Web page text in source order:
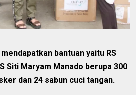
bantuan yaitu RS
Siti Maryam Manado berupa 300
dan 24 sabun cuci tangan.